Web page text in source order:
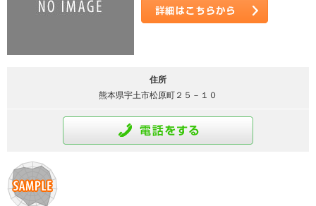
住所
熊本県宇土市松原町２５－１０